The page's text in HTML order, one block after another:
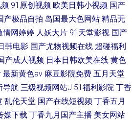
91原创视频 欧美日韩小视频 国产
产极品自拍 岛国最大色网站 精品无
情网婷婷 人妖大片 91天堂影视 国产
韩电影 国产尤物视频在线 超碰福利
产成人视频 日本日韩欧美在线 黄色
最新黄色av 麻豆影院免费 五月天堂
导航 三级视频网站J 51福利影院 丁香
乱伦天堂 国产在线短视频 丁香五月
媒下载 丁香九月国产主播 美女网站